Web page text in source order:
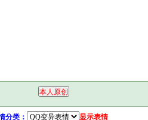
分类： 显示表情